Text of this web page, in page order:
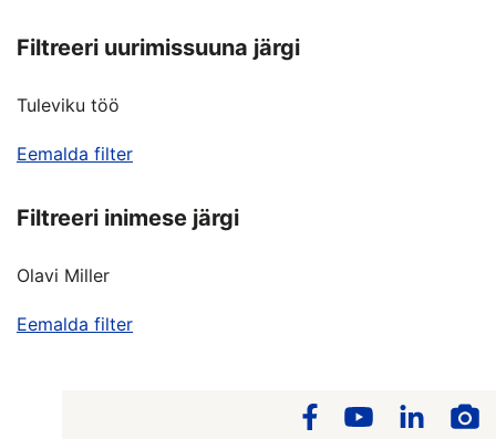
Filtreeri uurimissuuna järgi
Tuleviku töö
Eemalda filter
Filtreeri inimese järgi
Olavi Miller
Eemalda filter